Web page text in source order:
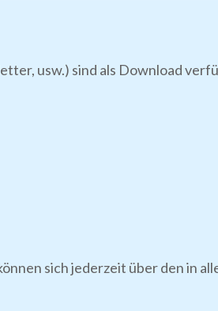
usw.) sind als Download
sich jederzeit über den in